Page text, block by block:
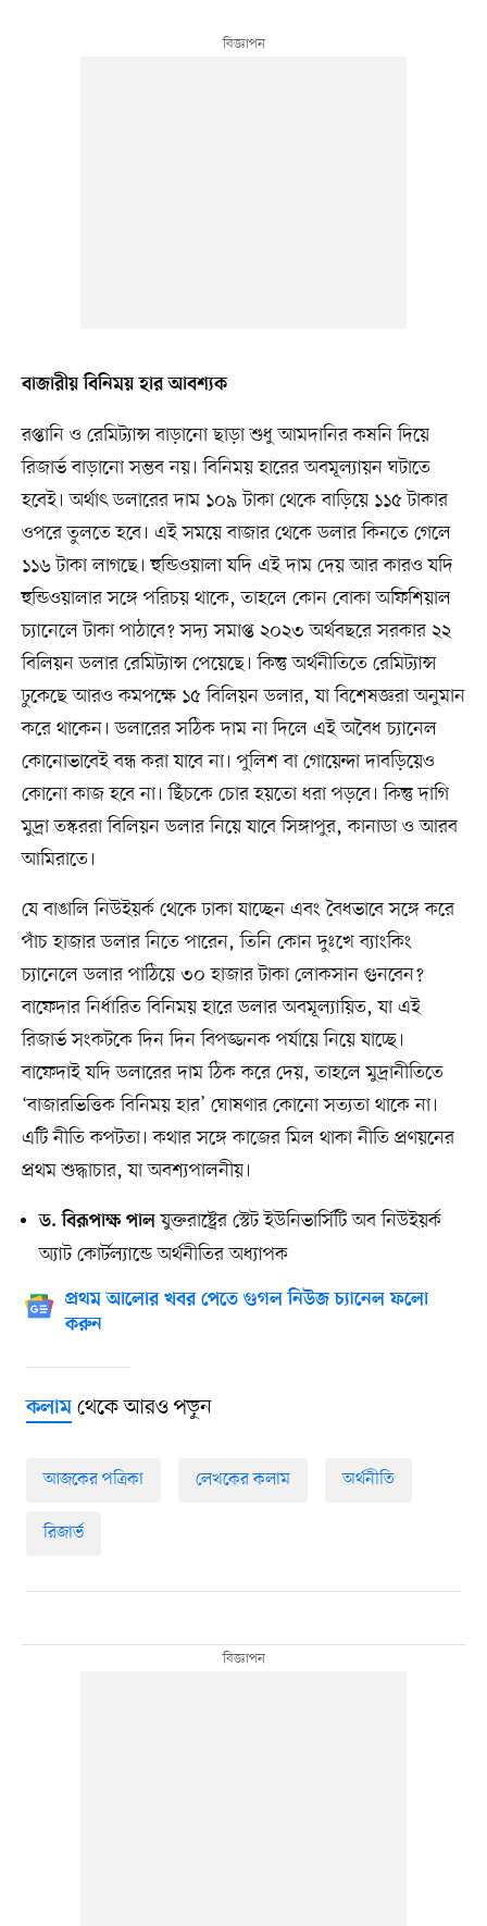
বাজারীয় বিনিময় হার আবশ্যক
রপ্তানি ও রেমিট্যান্স বাড়ানো ছাড়া শুধু আমদানির কষনি দিয়ে
রিজার্ভ বাড়ানো সম্ভব নয়। বিনিময় হারের অবমূল্যায়ন ঘটাতে
হবেই। অর্থাৎ ডলারের দাম ১০৯ টাকা থেকে বাড়িয়ে ১১৫ টাকার
ওপরে তুলতে হবে। এই সময়ে বাজার থেকে ডলার কিনতে গেলে
১১৬ টাকা লাগছে। হুন্ডিওয়ালা যদি এই দাম দেয় আর কারও যদি
হুন্ডিওয়ালার সঙ্গে পরিচয় থাকে, তাহলে কোন বোকা অফিশিয়াল
চ্যানেলে টাকা পাঠাবে? সদ্য সমাপ্ত ২০২৩ অর্থবছরে সরকার ২২
বিলিয়ন ডলার রেমিট্যান্স পেয়েছে। কিন্তু অর্থনীতিতে রেমিট্যান্স
ঢুকেছে আরও কমপক্ষে ১৫ বিলিয়ন ডলার, যা বিশেষজ্ঞরা অনুমান
করে থাকেন। ডলারের সঠিক দাম না দিলে এই অবৈধ চ্যানেল
কোনোভাবেই বন্ধ করা যাবে না। পুলিশ বা গোয়েন্দা দাবড়িয়েও
কোনো কাজ হবে না। ছিঁচকে চোর হয়তো ধরা পড়বে। কিন্তু দাগি
মুদ্রা তস্কররা বিলিয়ন ডলার নিয়ে যাবে সিঙ্গাপুর, কানাডা ও আরব
আমিরাতে।
যে বাঙালি নিউইয়র্ক থেকে ঢাকা যাচ্ছেন এবং বৈধভাবে সঙ্গে করে
পাঁচ হাজার ডলার নিতে পারেন, তিনি কোন দুঃখে ব্যাংকিং
চ্যানেলে ডলার পাঠিয়ে ৩০ হাজার টাকা লোকসান গুনবেন?
বাফেদার নির্ধারিত বিনিময় হারে ডলার অবমূল্যায়িত, যা এই
রিজার্ভ সংকটকে দিন দিন বিপজ্জনক পর্যায়ে নিয়ে যাচ্ছে।
বাফেদাই যদি ডলারের দাম ঠিক করে দেয়, তাহলে মুদ্রানীতিতে
‘বাজারভিত্তিক বিনিময় হার’ ঘোষণার কোনো সত্যতা থাকে না।
এটি নীতি কপটতা। কথার সঙ্গে কাজের মিল থাকা নীতি প্রণয়নের
প্রথম শুদ্ধাচার, যা অবশ্যপালনীয়।
ড. বিরূপাক্ষ পালযুক্তরাষ্ট্রের স্টেট ইউনিভার্সিটি অব নিউইয়র্ক
অ্যাট কোর্টল্যান্ডে অর্থনীতির অধ্যাপক
প্রথম আলোর খবর পেতে গুগল নিউজ চ্যানেল ফলো
করুন
কলামথেকে আরও পড়ুন
আজকের পত্রিকা লেখকের কলাম অর্থনীতি
রিজার্ভ